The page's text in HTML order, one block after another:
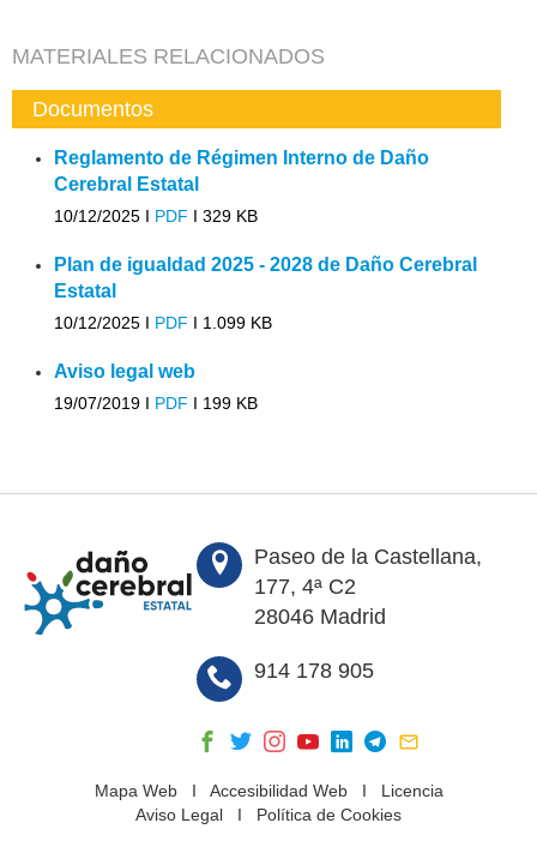
MATERIALES RELACIONADOS
Documentos
Reglamento de Régimen Interno de Daño
Cerebral Estatal
10/12/2025 I PDF I 329 KB
Plan de igualdad 2025 - 2028 de Daño Cerebral
Estatal
10/12/2025 I PDF I 1.099 KB
Aviso legal web
19/07/2019 I PDF I 199 KB
Paseo de la Castellana,
177, 4ª C2
28046 Madrid
914 178 905
Mapa WebI Accesibilidad WebI Licencia
Aviso Legal I Política de Cookies